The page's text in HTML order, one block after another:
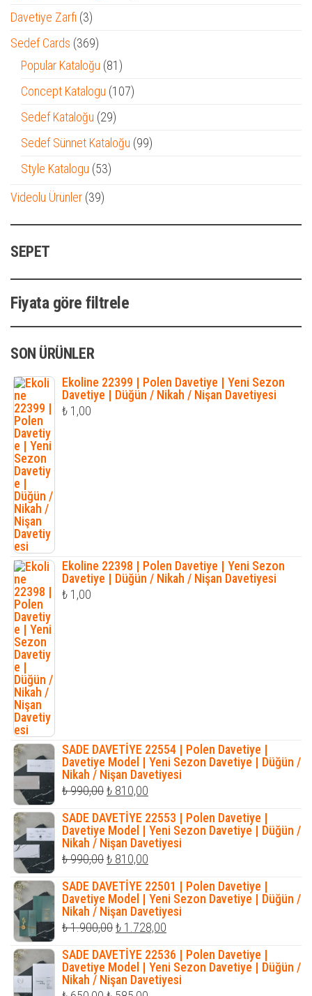
Davetiye Zarfı 33
ürün
Sedef Cards 369369
ürün
Popular Kataloğu 8181
ürün
Concept Katalogu 107107
Sedef Kataloğu 2929
ürün
Sedef Sünnet Kataloğu 9999
Style Katalogu 5353
Videolu Ürünler 3939
SEPET
Fiyata göre filtrele
SON ÜRÜNLER
Ekoline 22399 | Polen Davetiye | Yeni Sezon
Davetiye | Düğün / Nikah / Nişan Davetiyesi
₺ 1,00
Ekoline 22398 | Polen Davetiye | Yeni Sezon
Davetiye | Düğün / Nikah / Nişan Davetiyesi
₺ 1,00
SADE DAVETİYE 22554 | Polen Davetiye |
Davetiye Model | Yeni Sezon Davetiye | Düğün /
Nikah / Nişan Davetiyesi
₺990,00Orijinal
fiyat:
₺ 990,00.
₺ 810,00
andaki
fiyat:
₺ 810,00.
SADE DAVETİYE 22553 | Polen Davetiye |
Davetiye Model | Yeni Sezon Davetiye | Düğün /
Nikah / Nişan Davetiyesi
₺990,00Orijinal
fiyat:
₺ 990,00.
₺ 810,00
andaki
fiyat:
₺ 810,00.
SADE DAVETİYE 22501 | Polen Davetiye |
Davetiye Model | Yeni Sezon Davetiye | Düğün /
Nikah / Nişan Davetiyesi
₺1.900,00Orijinal
fiyat:
₺ 1.900,00.
₺ 1.728,00
andaki
fiyat:
₺ 1.728,00.
SADE DAVETİYE 22536 | Polen Davetiye |
Davetiye Model | Yeni Sezon Davetiye | Düğün /
Nikah / Nişan Davetiyesi